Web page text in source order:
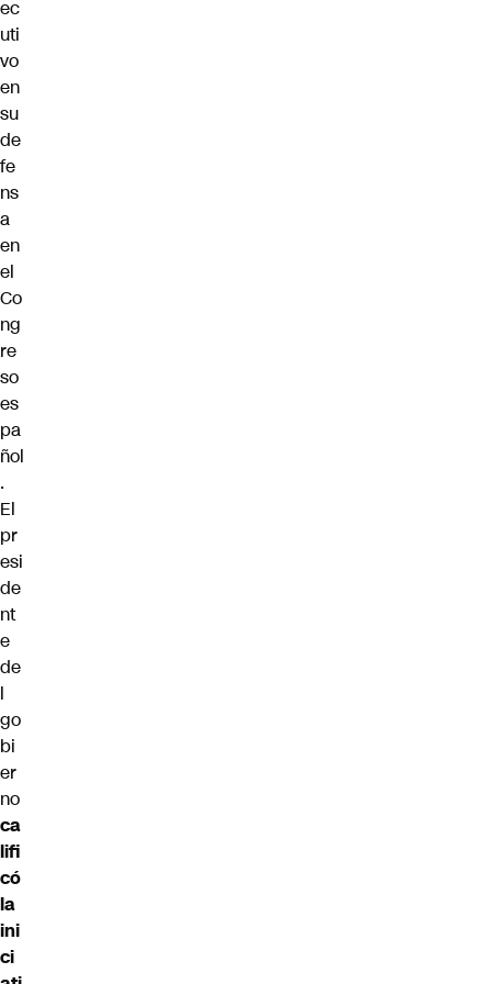
ec
uti
vo
en
su
de
fe
ns
a
en
el
Co
ng
re
so
es
pa
ñol
.
El
pr
esi
de
nt
e
de
l
go
bi
er
no
ca
lifi
có
la
ini
ci